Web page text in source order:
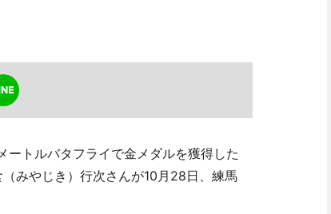
トルバタフライで金メダルを獲得した
みやじき）行次さんが10月28日、練馬